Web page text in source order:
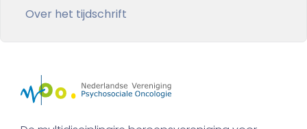
Over het tijdschrift